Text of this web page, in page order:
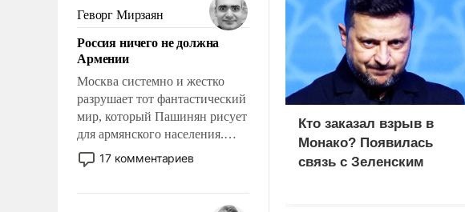
Сложившаяся ситуация
означает многолетний период
уязвимости США, например,
перед Китаем.
Геворг Мирзаян
Россия ничего не должна
Армении
Москва системно и жестко
разрушает тот фантастический
мир, который Пашинян рисует
для армянского населения.
Мир, где политические
прожекты будут безусловно
17 комментариев
Кто заказал взрыв в
Монако? Появилась
связь с Зеленским